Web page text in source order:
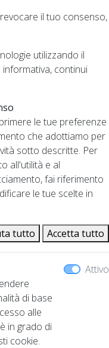
il tuo consenso,
utilizzando il
informativa, continui
le tue preferenze
che adottiamo per
sotto descritte. Per
all'utilità e al
fai riferimento
le tue scelte in
tutto Accetta tutto
di base
alle
in grado di
cookie.
Attivo